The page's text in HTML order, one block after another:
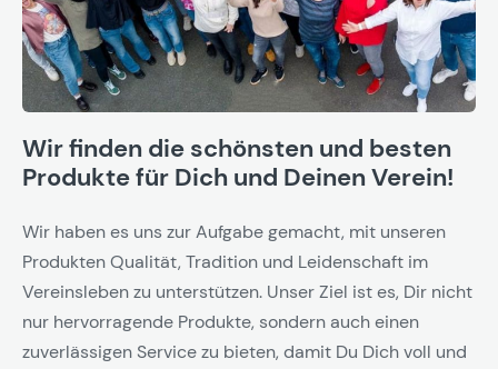
Wir finden die schönsten und besten
Produkte für Dich und Deinen Verein!
Wir haben es uns zur Aufgabe gemacht, mit unseren
Produkten Qualität, Tradition und Leidenschaft im
Vereinsleben zu unterstützen. Unser Ziel ist es, Dir nicht
nur hervorragende Produkte, sondern auch einen
zuverlässigen Service zu bieten, damit Du Dich voll und